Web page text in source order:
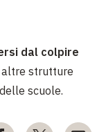
dal colpire
altre strutture
scuole.